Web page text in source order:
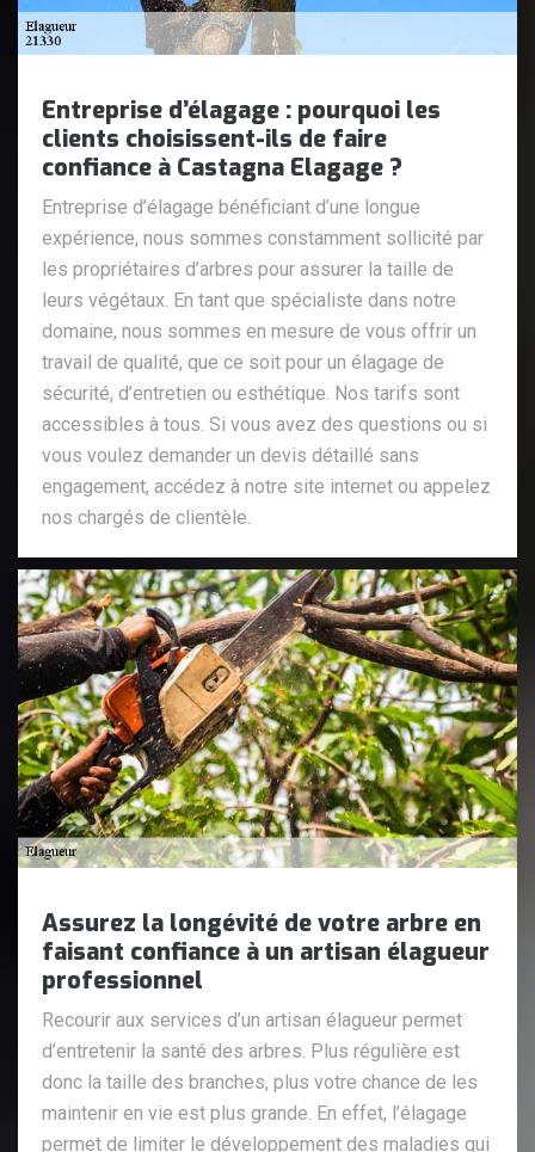
Entreprise d’élagage : pourquoi les
clients choisissent-ils de faire
confiance à Castagna Elagage ?
Entreprise d’élagage bénéficiant d’une longue
expérience, nous sommes constamment sollicité par
les propriétaires d’arbres pour assurer la taille de
leurs végétaux. En tant que spécialiste dans notre
domaine, nous sommes en mesure de vous offrir un
travail de qualité, que ce soit pour un élagage de
sécurité, d’entretien ou esthétique. Nos tarifs sont
accessibles à tous. Si vous avez des questions ou si
vous voulez demander un devis détaillé sans
engagement, accédez à notre site internet ou appelez
nos chargés de clientèle.
Assurez la longévité de votre arbre en
faisant confiance à un artisan élagueur
professionnel
Recourir aux services d’un artisan élagueur permet
d’entretenir la santé des arbres. Plus régulière est
donc la taille des branches, plus votre chance de les
maintenir en vie est plus grande. En effet, l’élagage
permet de limiter le développement des maladies qui